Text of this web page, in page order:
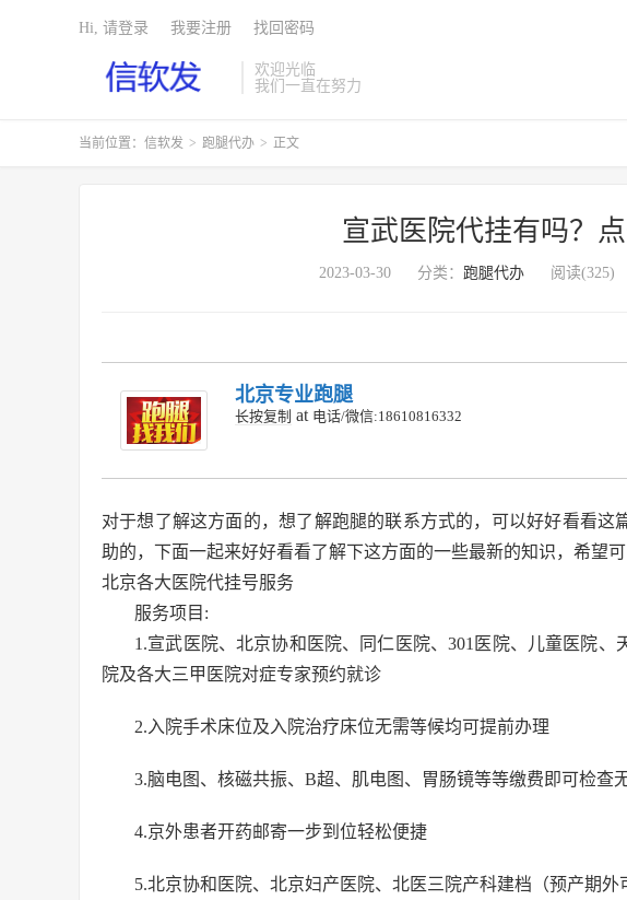
欢迎光临
我们一直在努力
Hi, 请登录 我要注册 找回密码
当前位置： 信软发 > 跑腿代办 > 正文
宣武医院代挂有吗？
2023-03-30 分类： 跑腿代办 阅读(325)
北京专业跑腿
长按复制 at 电话/微信:18610816332
对于想了解这方面的，想了解跑腿的联系方式的，可以好好看看这
助的，下面一起来好好看看了解下这方面的一些最新的知识，希望可
北京各大医院代挂号服务
服务项目:
1.宣武医院、北京协和医院、同仁医院、301医院、儿童医院
院及各大三甲医院对症专家预约就诊
2.入院手术床位及入院治疗床位无需等候均可提前办理
3.脑电图、核磁共振、B超、肌电图、胃肠镜等等缴费即可检查
4.京外患者开药邮寄一步到位轻松便捷
5.北京协和医院、北京妇产医院、北医三院产科建档（预产期外